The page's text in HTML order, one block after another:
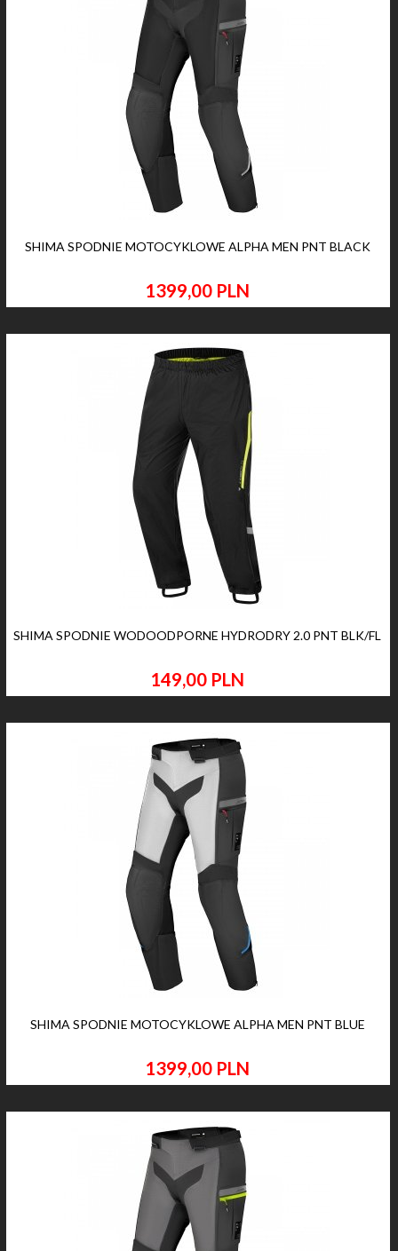
SHIMA SPODNIE MOTOCYKLOWE ALPHA MEN PNT BLACK
1399,00 PLN
SHIMA SPODNIE WODOODPORNE HYDRODRY 2.0 PNT BLK/FL
149,00 PLN
SHIMA SPODNIE MOTOCYKLOWE ALPHA MEN PNT BLUE
1399,00 PLN